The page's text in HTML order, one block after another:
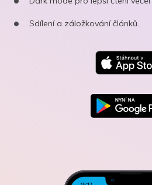
Sdílení a záložkování článků.